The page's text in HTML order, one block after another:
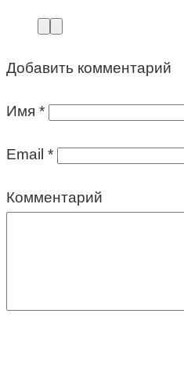
Добавить комментарий
Имя *
Email *
Комментарий